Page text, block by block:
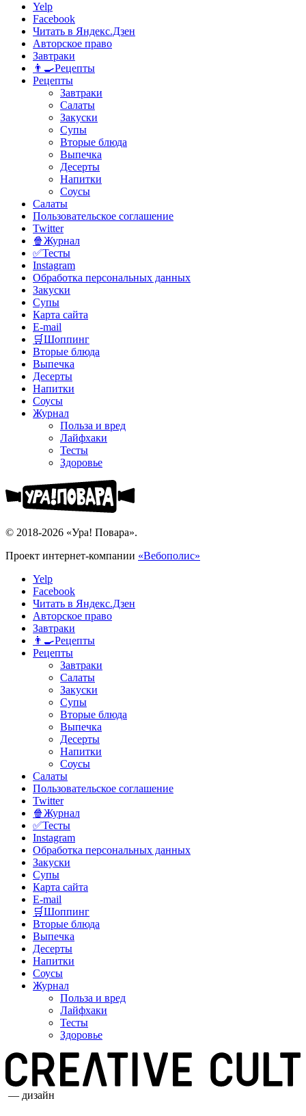
Yelp
Facebook
Читать в Яндекс.Дзен
Авторское право
Завтраки
👨‍🍳Рецепты
Рецепты
Завтраки
Салаты
Закуски
Супы
Вторые блюда
Выпечка
Десерты
Напитки
Соусы
Салаты
Пользовательское соглашение
Twitter
🍿Журнал
✅Тесты
Instagram
Обработка персональных данных
Закуски
Супы
Карта сайта
E-mail
🛒Шоппинг
Вторые блюда
Выпечка
Десерты
Напитки
Соусы
Журнал
Польза и вред
Лайфхаки
Тесты
Здоровье
© 2018-2026 «Ура! Повара».
Проект интернет-компании «Вебополис»
Yelp
Facebook
Читать в Яндекс.Дзен
Авторское право
Завтраки
👨‍🍳Рецепты
Рецепты
Завтраки
Салаты
Закуски
Супы
Вторые блюда
Выпечка
Десерты
Напитки
Соусы
Салаты
Пользовательское соглашение
Twitter
🍿Журнал
✅Тесты
Instagram
Обработка персональных данных
Закуски
Супы
Карта сайта
E-mail
🛒Шоппинг
Вторые блюда
Выпечка
Десерты
Напитки
Соусы
Журнал
Польза и вред
Лайфхаки
Тесты
Здоровье
— дизайн